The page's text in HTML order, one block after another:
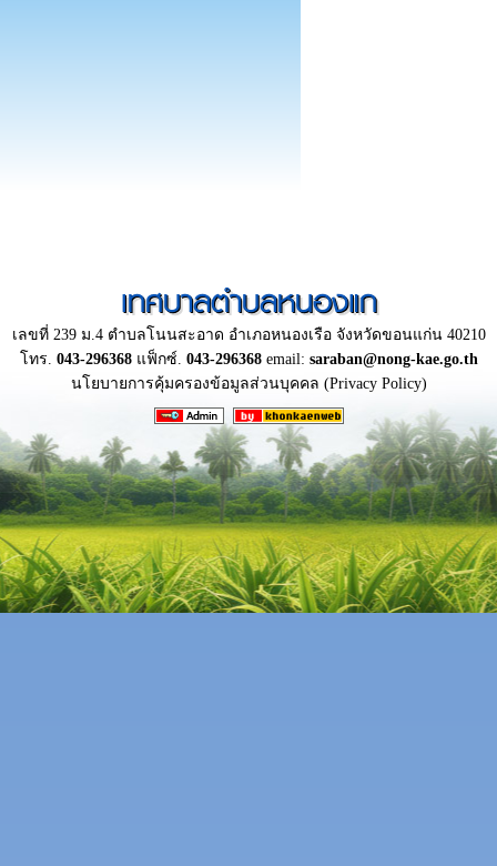
เทศบาลตำบลหนองแก
เลขที่ 239 ม.4 ตำบลโนนสะอาด อำเภอหนองเรือ จังหวัดขอนแก่น 40210
โทร. 043-296368แฟ็กซ์. 043-296368email: saraban@nong-kae.go.th
นโยบายการคุ้มครองข้อมูลส่วนบุคคล (Privacy Policy)